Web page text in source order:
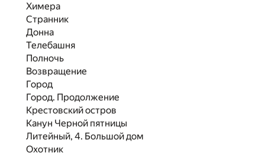
Химера
Странник
Донна
Телебашня
Полночь
Возвращение
Город
Город. Продолжение
Крестовский остров
Канун Черной пятницы
Литейный, 4. Большой дом
Охотник